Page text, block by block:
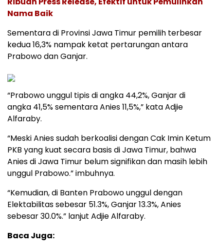
Nama Baik
Sementara di Provinsi Jawa Timur pemilih terbesar
kedua 16,3% nampak ketat pertarungan antara
Prabowo dan Ganjar.
“Prabowo unggul tipis di angka 44,2%, Ganjar di
angka 41,5% sementara Anies 11,5%,” kata Adjie
Alfaraby.
“Meski Anies sudah berkoalisi dengan Cak Imin Ketum
PKB yang kuat secara basis di Jawa Timur, bahwa
Anies di Jawa Timur belum signifikan dan masih lebih
unggul Prabowo.” imbuhnya.
“Kemudian, di Banten Prabowo unggul dengan
Elektabilitas sebesar 51.3%, Ganjar 13.3%, Anies
sebesar 30.0%.” lanjut Adjie Alfaraby.
Baca Juga: